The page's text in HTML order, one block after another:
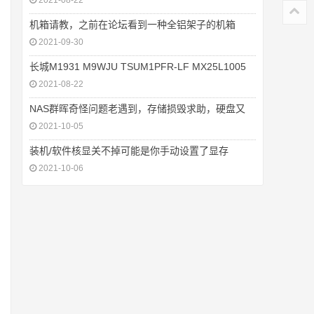
机箱请教，之前在论坛看到一种全铝架子的机箱
2021-09-30
长城M1931 M9WJU TSUM1PFR-LF MX25L1005
2021-08-22
NAS群晖奇怪问题老遇到，存储损毁求助，硬盘又
2021-10-05
装机/软件核显关不掉可能是你手动设置了显存
2021-10-06